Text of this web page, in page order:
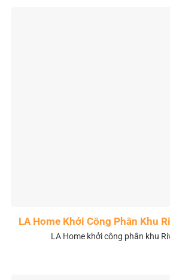
LA Home Khởi Công Phân Khu
LA Home khởi công phân khu